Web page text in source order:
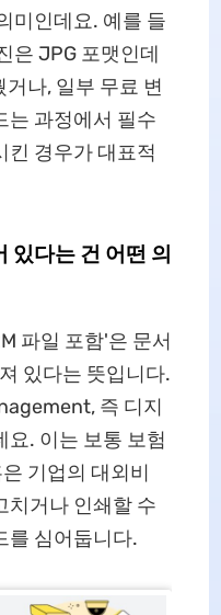
미인데요. 예를 들
은 JPG 포맷인데
나, 일부 무료 변
는 과정에서 필수
킨 경우가 대표적
있다는 건 어떤 의
파일 포함'은 문서
있다는 뜻입니다.
즉 디지
요. 이는 보통 보험
기업의 대외비
치거나 인쇄할 수
를 심어둡니다.